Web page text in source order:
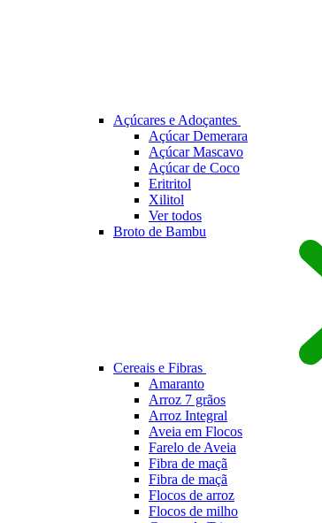
Açúcares e Adoçantes
Açúcar Demerara
Açúcar Mascavo
Açúcar de Coco
Eritritol
Xilitol
Ver todos
Broto de Bambu
Cereais e Fibras
Amaranto
Arroz 7 grãos
Arroz Integral
Aveia em Flocos
Farelo de Aveia
Fibra de maç
Fibra de maç
Flocos de arroz
Flocos de milho